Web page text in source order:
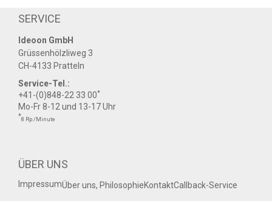
SERVICE
Ideoon GmbH
Grüssenhölzliweg 3
CH-4133 Pratteln
Service-Tel.:
+41-(0)848-22 33 00*
Mo-Fr 8-12 und 13-17 Uhr
*8 Rp./Minute
ÜBER UNS
ImpressumÜber uns, PhilosophieKontaktCallback-Service